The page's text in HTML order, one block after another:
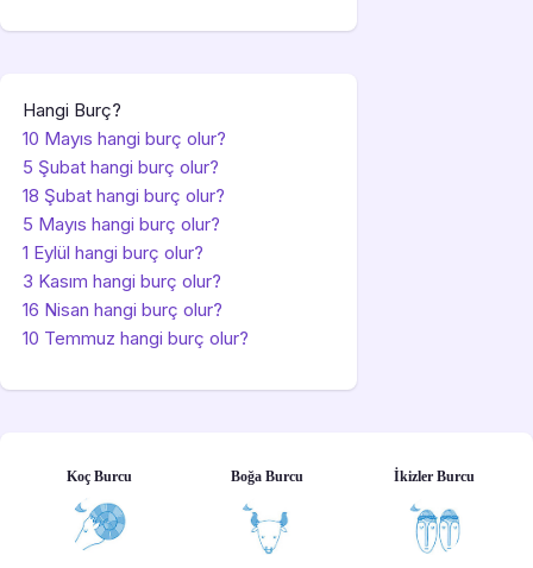
Hangi Burç?
10 Mayıs hangi burç olur?
5 Şubat hangi burç olur?
18 Şubat hangi burç olur?
5 Mayıs hangi burç olur?
1 Eylül hangi burç olur?
3 Kasım hangi burç olur?
16 Nisan hangi burç olur?
10 Temmuz hangi burç olur?
Koç Burcu Boğa Burcu İkizler Burcu